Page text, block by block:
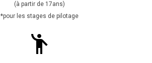
(à partir de 17ans)
*pour les stages de pilotage